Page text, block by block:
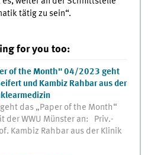
tätig zu sein“.
for you too:
of the Month" 04/2023 geht
und Kambiz Rahbar aus der
das „Paper of the Month“
der WWU Münster an: Priv.-
Kambiz Rahbar aus der Klinik